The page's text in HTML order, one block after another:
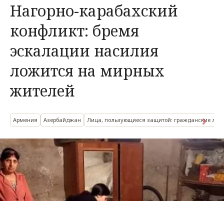
Нагорно-карабахский
конфликт: бремя
эскалации насилия
ложится на мирных
жителей
Армения Азербайджан Лица, пользующиеся защитой: гражданские